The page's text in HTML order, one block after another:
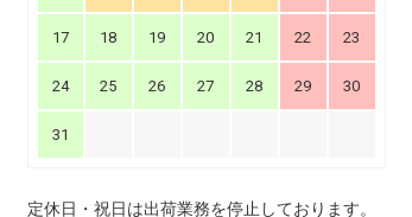
17 18 19 20 21 22 23
24 25 26 27 28 29 30
31
定休日・祝日は出荷業務を停止しております。